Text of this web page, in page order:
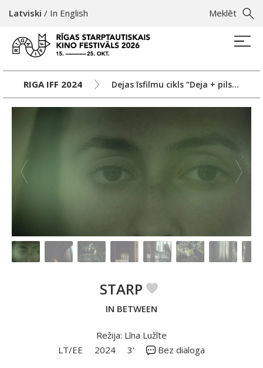
Meklēt
Latviski / In English
RIGA IFF 2024 Dejas īsfilmu cikls “Deja + pilsēta”
STARP
IN BETWEEN
Režija: Līna Lužīte
LT/EE
2024 3' Bez dialoga